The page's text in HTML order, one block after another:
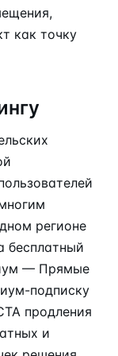
как точку
регионе
бесплатный
— Прямые
подписку
продления
и